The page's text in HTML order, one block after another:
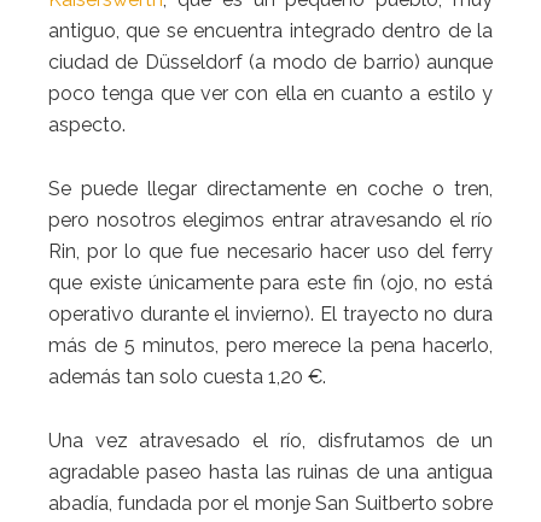
antiguo, que se encuentra integrado dentro de la
ciudad de Düsseldorf (a modo de barrio) aunque
poco tenga que ver con ella en cuanto a estilo y
aspecto.
Se puede llegar directamente en coche o tren,
pero nosotros elegimos entrar atravesando el río
Rin, por lo que fue necesario hacer uso del ferry
que existe únicamente para este fin (ojo, no está
operativo durante el invierno). El trayecto no dura
más de 5 minutos, pero merece la pena hacerlo,
además tan solo cuesta 1,20 €.
Una vez atravesado el río, disfrutamos de un
agradable paseo hasta las ruinas de una antigua
abadía, fundada por el monje San Suitberto sobre